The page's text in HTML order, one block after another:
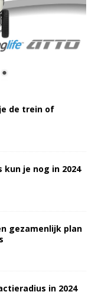
de trein of
kun je nog in 2024
gezamenlijk plan
in 2024